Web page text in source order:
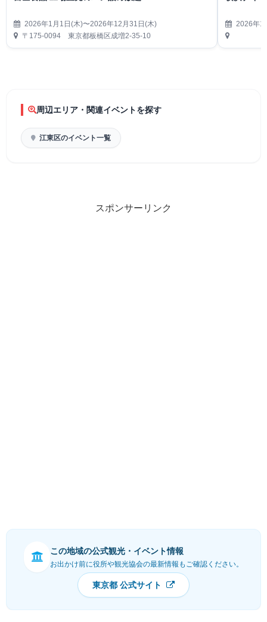
2026年1月1日(木)〜2026年12月31日(木)
〒175-0094 東京都板橋区成増2-35-10
2026年1
周辺エリア・関連イベントを探す
江東区のイベント一覧
スポンサーリンク
この地域の公式観光・イベント情報
お出かけ前に役所や観光協会の最新情報もご確認ください。
東京都 公式サイト